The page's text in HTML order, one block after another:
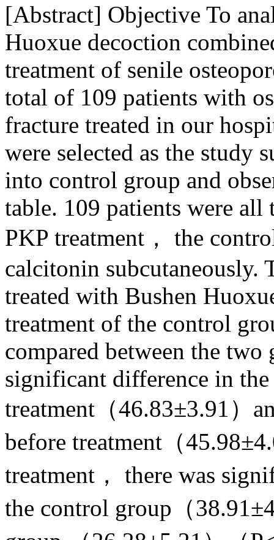
[Abstract] Objective To
Huoxue decoction
treatment of senile
total of 109 patients with
fracture treated in our
were selected as the study
into control group and
table. 109 patients were all
PKP treatment， the
calcitonin subcutaneously.
treated with Bushen
treatment of the control
compared between the two
significant difference in
treatment（46.83±3.91）
before treatment（
treatment， there was
the control group（